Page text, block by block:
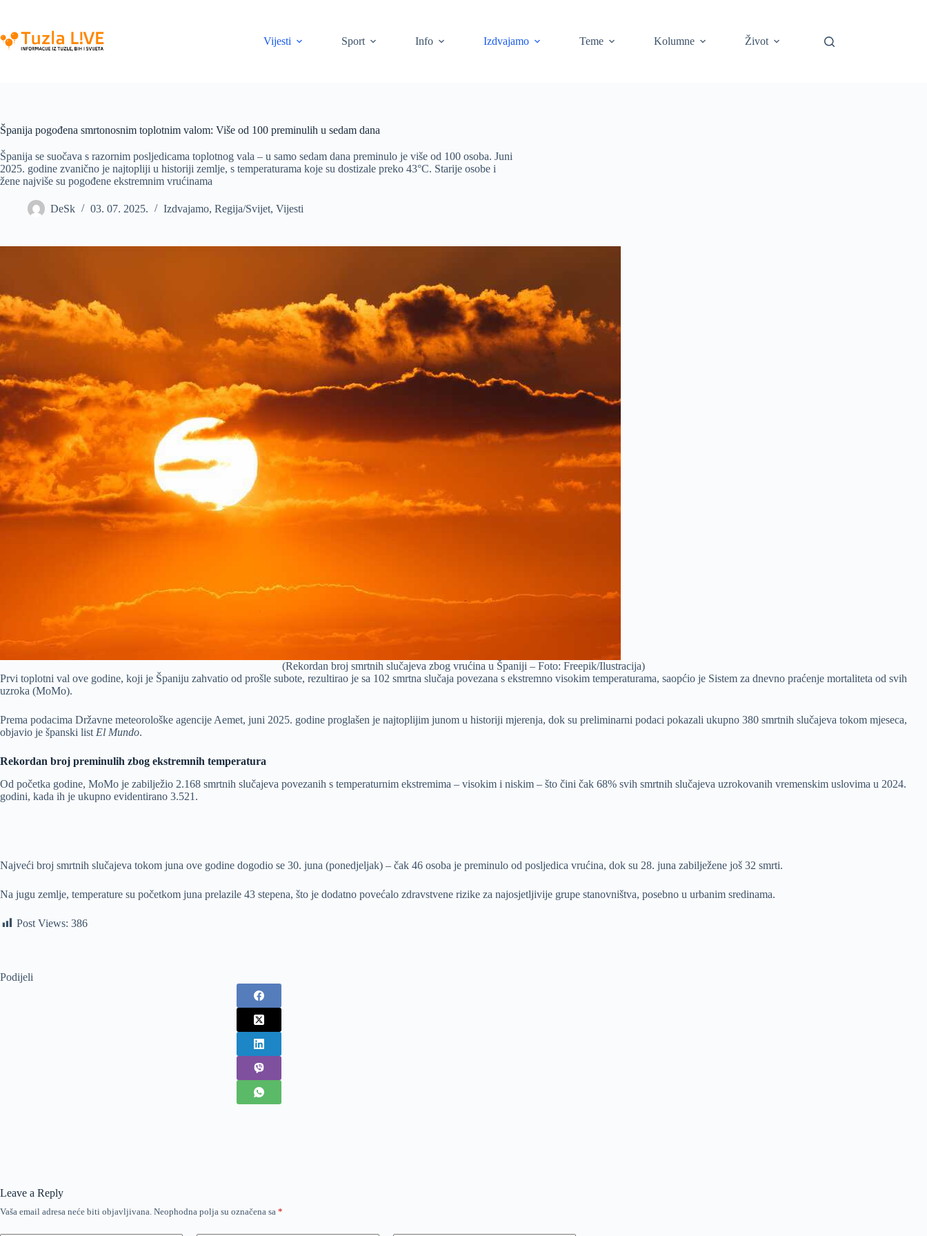
content
Vijesti
Sport Info Izdvajamo Teme Kolumne Život
Španija pogođena smrtonosnim toplotnim valom: Više od 100 preminulih u sedam dana
Španija se suočava s razornim posljedicama toplotnog vala – u samo sedam dana preminulo je više od 100 osoba. Juni
2025. godine zvanično je najtopliji u historiji zemlje, s temperaturama koje su dostizale preko 43°C. Starije osobe i
žene najviše su pogođene ekstremnim vrućinama
DeSk 03. 07. 2025. Izdvajamo, Regija/Svijet, Vijesti
(Rekordan broj smrtnih slučajeva zbog vrućina u Španiji – Foto: Freepik/Ilustracija)
Prvi toplotni val ove godine, koji je Španiju zahvatio od prošle subote, rezultirao je sa 102 smrtna slučaja povezana s ekstremno visokim temperaturama, saopćio je Sistem za dnevno praćenje mortaliteta od svih
uzroka (MoMo).
Prema podacima Državne meteorološke agencije Aemet, juni 2025. godine proglašen je najtoplijim junom u historiji mjerenja, dok su preliminarni podaci pokazali ukupno 380 smrtnih slučajeva tokom mjeseca,
objavio je španski list El Mundo.
Rekordan broj preminulih zbog ekstremnih temperatura
Od početka godine, MoMo je zabilježio 2.168 smrtnih slučajeva povezanih s temperaturnim ekstremima – visokim i niskim – što čini čak 68% svih smrtnih slučajeva uzrokovanih vremenskim uslovima u 2024.
godini, kada ih je ukupno evidentirano 3.521.
Najveći broj smrtnih slučajeva tokom juna ove godine dogodio se 30. juna (ponedjeljak) – čak 46 osoba je preminulo od posljedica vrućina, dok su 28. juna zabilježene još 32 smrti.
Na jugu zemlje, temperature su početkom juna prelazile 43 stepena, što je dodatno povećalo zdravstvene rizike za najosjetljivije grupe stanovništva, posebno u urbanim sredinama.
Post Views: 386
Podijeli
Leave a Reply
Vaša email adresa neće biti objavljivana. Neophodna polja su označena sa *